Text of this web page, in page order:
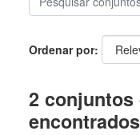
Ordenar por
2 conjuntos
encontrados